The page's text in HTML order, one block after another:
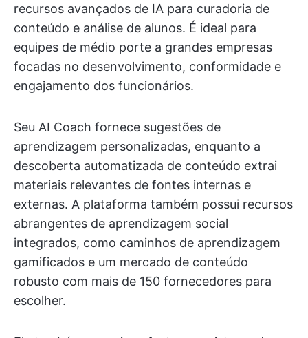
recursos avançados de IA para curadoria de
conteúdo e análise de alunos. É ideal para
equipes de médio porte a grandes empresas
focadas no desenvolvimento, conformidade e
engajamento dos funcionários.
Seu AI Coach fornece sugestões de
aprendizagem personalizadas, enquanto a
descoberta automatizada de conteúdo extrai
materiais relevantes de fontes internas e
externas. A plataforma também possui recursos
abrangentes de aprendizagem social
integrados, como caminhos de aprendizagem
gamificados e um mercado de conteúdo
robusto com mais de 150 fornecedores para
escolher.